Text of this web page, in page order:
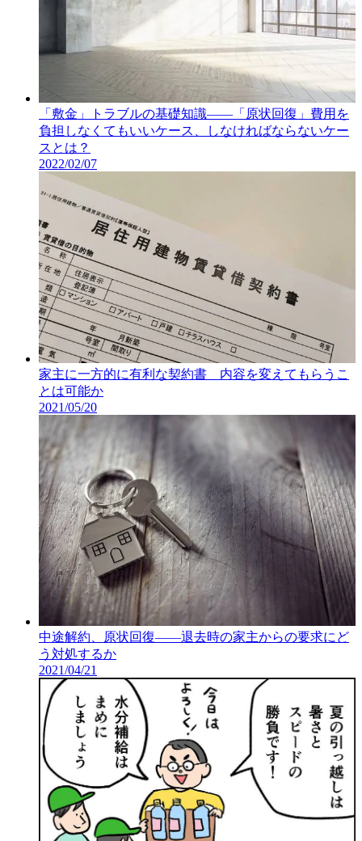
「敷金」トラブルの基礎知識――「原状回復」費用を
負担しなくてもいいケース、しなければならないケー
スとは？
2022/02/07
家主に一方的に有利な契約書 内容を変えてもらうこ
とは可能か
2021/05/20
中途解約、原状回復――退去時の家主からの要求にど
う対処するか
2021/04/21